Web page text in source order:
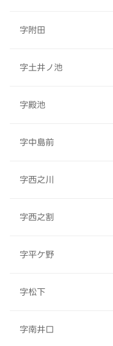
字附田
字土井ノ池
字殿池
字中島前
字西之川
字西之割
字平ケ野
字松下
字南井口